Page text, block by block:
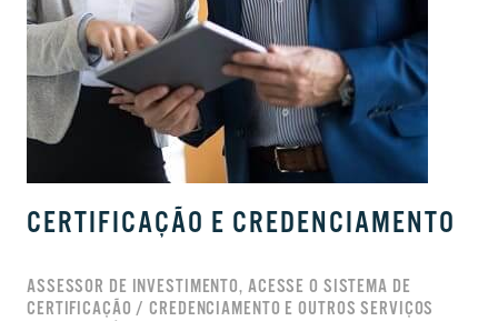
CERTIFICAÇÃO E CREDENCIAMENTO
ASSESSOR DE INVESTIMENTO, ACESSE O SISTEMA DE
CERTIFICAÇÃO / CREDENCIAMENTO E OUTROS SERVIÇOS